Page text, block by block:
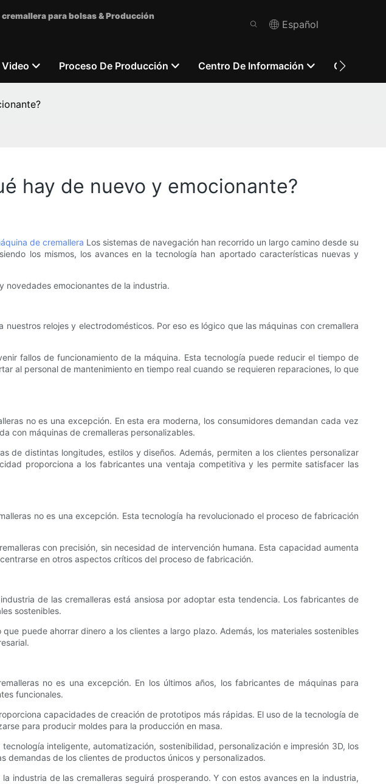
para bolsas & Producción
Español
Video Proceso De Producción Centro De Información
hay de nuevo y emocionante?
de cremallera Los sistemas de navegación han recorrido un largo camino desde su
los mismos, los avances en la tecnología han aportado características nuevas y
novedades emocionantes de la industria.
relojes y electrodomésticos. Por eso es lógico que las máquinas con cremallera
fallos de funcionamiento de la máquina. Esta tecnología puede reducir el tiempo de
al personal de mantenimiento en tiempo real cuando se requieren reparaciones, lo que
no es una excepción. En esta era moderna, los consumidores demandan cada vez
con máquinas de cremalleras personalizables.
de distintas longitudes, estilos y diseños. Además, permiten a los clientes personalizar
proporciona a los fabricantes una ventaja competitiva y les permite satisfacer las
no es una excepción. Esta tecnología ha revolucionado el proceso de fabricación
con precisión, sin necesidad de intervención humana. Esta capacidad aumenta
en otros aspectos críticos del proceso de fabricación.
de las cremalleras está ansiosa por adoptar esta tendencia. Los fabricantes de
sostenibles.
puede ahorrar dinero a los clientes a largo plazo. Además, los materiales sostenibles
no es una excepción. En los últimos años, los fabricantes de máquinas para
funcionales.
capacidades de creación de prototipos más rápidas. El uso de la tecnología de
para producir moldes para la producción en masa.
inteligente, automatización, sostenibilidad, personalización e impresión 3D, los
de los clientes de productos únicos y personalizados.
industria de las cremalleras seguirá prosperando. Y con estos avances en la industria,